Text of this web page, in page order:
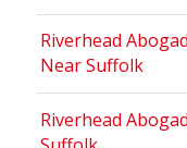
Riverhead
Near Suffolk
Riverhead